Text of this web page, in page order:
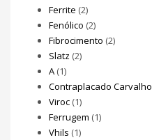
Ferrite (2)
Fenólico (2)
Fibrocimento (2)
Slatz (2)
A (1)
Contraplacado Carvalho
Viroc (1)
Ferrugem (1)
Vhils (1)